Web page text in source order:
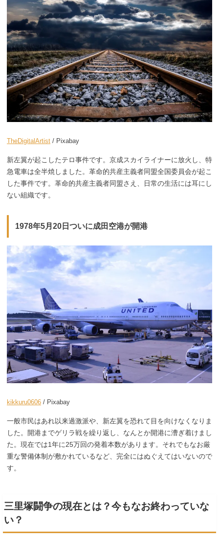
TheDigitalArtist / Pixabay
新左翼が起こしたテロ事件です。京成スカイライナーに放火し、特
急電車は全半焼しました。革命的共産主義者同盟全国委員会が起こ
した事件です。革命的共産主義者同盟さえ、日常の生活には耳にし
ない組織です。
1978年5月20日ついに成田空港が開港
kikkuru0606 / Pixabay
一般市民はあれ以来過激派や、新左翼を恐れて目を向けなくなりま
した。開港までゲリラ戦を繰り返し、なんとか開港に漕ぎ着けまし
た。現在では1年に25万回の発着本数があります。それでもなお厳
重な警備体制が敷かれているなど、完全にはぬぐえてはいないので
す。
三里塚闘争の現在とは？今もなお終わっていな
い？